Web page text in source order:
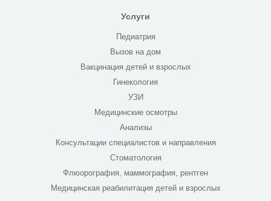
Услуги
Педиатрия
Вызов на дом
Вакцинация детей и взрослых
Гинекология
УЗИ
Медицинские осмотры
Анализы
Консультации специалистов и направления
Стоматология
Флюорография, маммография, рентген
Медицинская реабилитация детей и взрослых